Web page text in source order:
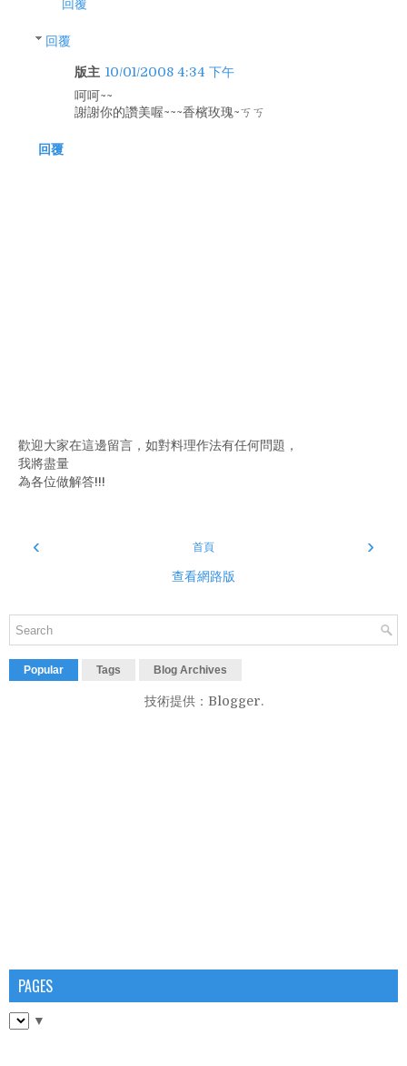
回覆
回覆
版主 10/01/2008 4:34 下午
呵呵~~
謝謝你的讚美喔~~~香檳玫瑰~ㄎㄎ
回覆
歡迎大家在這邊留言，如對料理作法有任何問題，
我將盡量
為各位做解答!!!
‹ ›
首頁
查看網路版
Popular Tags Blog Archives
技術提供： Blogger.
PAGES
▼